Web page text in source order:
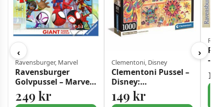
‹
Ravensburger, Marvel
Ravensburger
Golvpussel – Marvel:
Ett fantastiskt Team
24 Bitar
249 kr
Clementoni, Disney
Clementoni Pussel –
Disney:
Färgexplosion 1000
bitar
149 kr
–
›